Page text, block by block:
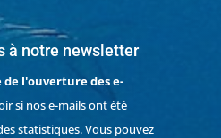
à notre newsletter
de l'ouverture des e-
si nos e-mails ont été
statistiques. Vous pouvez